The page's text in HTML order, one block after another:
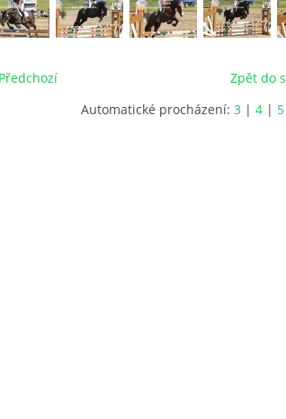
Zpět do
Automatické procházení: 3 | 4 | 5